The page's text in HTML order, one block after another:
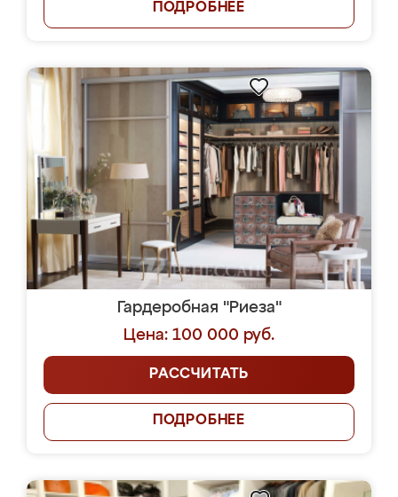
ПОДРОБНЕЕ
Гардеробная "Риеза"
Цена: 100 000 руб.
РАССЧИТАТЬ
ПОДРОБНЕЕ